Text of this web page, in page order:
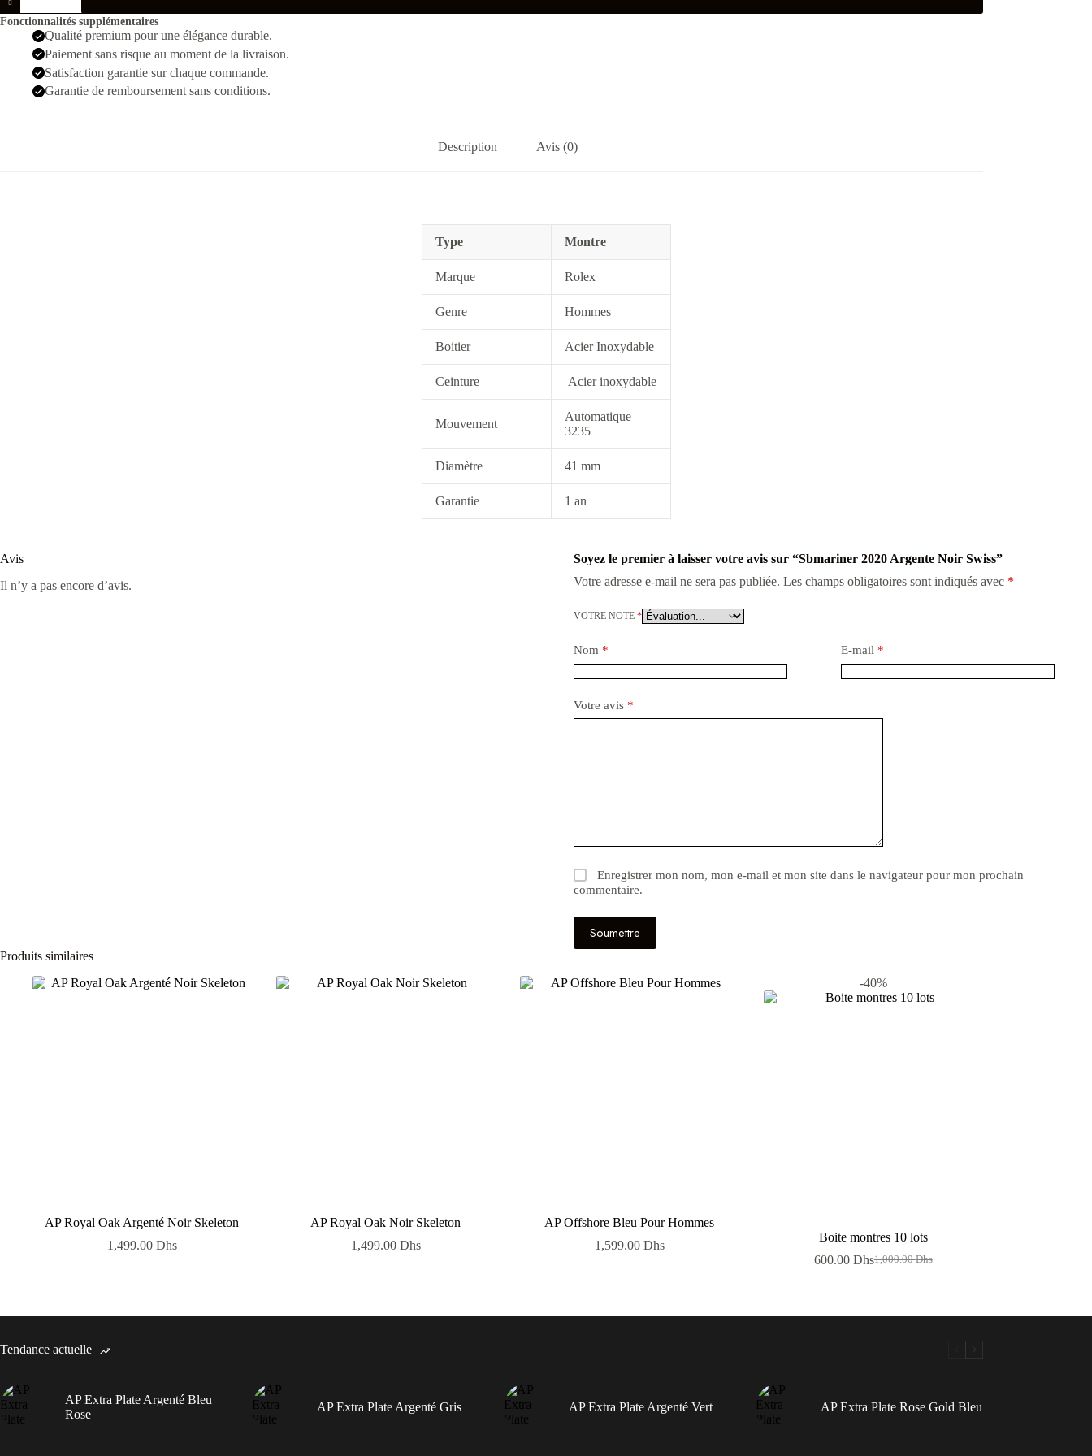
2020
Argente
Fonctionnalités supplémentaires
Qualité premium pour une élégance durable.
Paiement sans risque au moment de la livraison.
Satisfaction garantie sur chaque commande.
Garantie de remboursement sans conditions.
Description Avis (0)
Type Montre
Marque Rolex
Genre Hommes
Boitier Acier Inoxydable
Ceinture Acier inoxydable
Mouvement
Automatique
3235
Diamètre 41 mm
Garantie 1 an
Avis
Il n’y a pas encore d’avis.
Soyez le premier à laisser votre avis sur “Sbmariner 2020 Argente Noir Swiss”
Votre adresse e-mail ne sera pas publiée. Les champs obligatoires sont indiqués avec *
VOTRE NOTE *
Nom * E-mail *
Votre avis *
Enregistrer mon nom, mon e-mail et mon site dans le navigateur pour mon prochain
commentaire.
Soumettre
Produits similaires
AP Royal Oak Argenté Noir Skeleton
1,499.00 Dhs
AP Royal Oak Noir Skeleton
1,499.00 Dhs
AP Offshore Bleu Pour Hommes
1,599.00 Dhs
-40%
Boite montres 10 lots
1,000.00Dhs
Le
600.00 DhsLe
Tendance actuelle
AP Extra Plate Argenté Bleu
Rose
AP Extra Plate Argenté Gris AP Extra Plate Argenté Vert AP Extra Plate Rose Gold Bleu